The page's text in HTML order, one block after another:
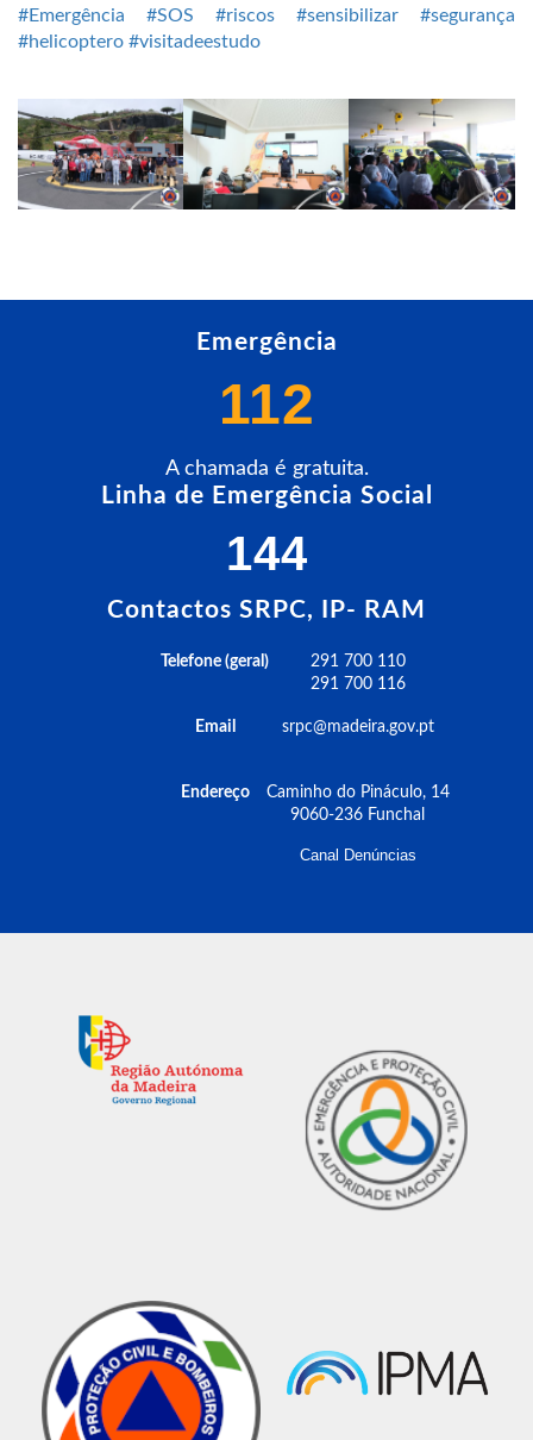
#Emergência
#SOS #riscos #sensibilizar
#segurança
#helicoptero #visitadeestudo
Emergência
112
A chamada é gratuita.
Linha de Emergência Social
144
Contactos SRPC, IP- RAM
Telefone (geral)
Email
Endereço
291 700 110
291 700 116
srpc@madeira.gov.pt
Caminho do Pináculo, 14
9060-236 Funchal
Canal Denúncias